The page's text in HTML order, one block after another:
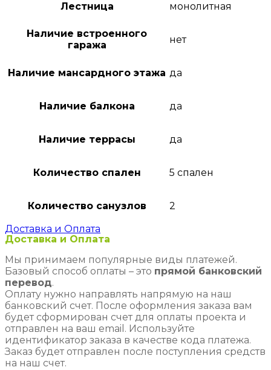
Лестница монолитная
Наличие встроенного
гаража
нет
Наличие мансардного этажа да
Наличие балкона да
Наличие террасы да
Количество спален 5 спален
Количество санузлов
2
Доставка и Оплата
Доставка и Оплата
Мы принимаем популярные виды платежей.
Базовый способ оплаты – это прямой банковский
перевод.
Оплату нужно направлять напрямую на наш
банковский счет. После оформления заказа вам
будет сформирован счет для оплаты проекта и
отправлен на ваш email. Используйте
идентификатор заказа в качестве кода платежа.
Заказ будет отправлен после поступления средств
на наш счет.